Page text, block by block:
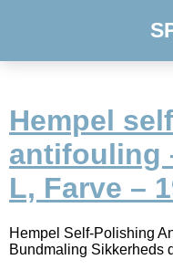
Hempel
antifouling
L, Farve –
Hempel Self-Polishing
Bundmaling Sikkerheds